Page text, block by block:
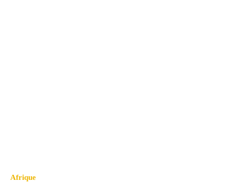
Afrique